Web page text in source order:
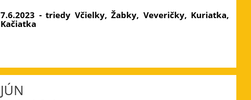
7.6.2023 - triedy Včielky, Žabky, Veveričky, Kuriatka,
Kačiatka
JÚN